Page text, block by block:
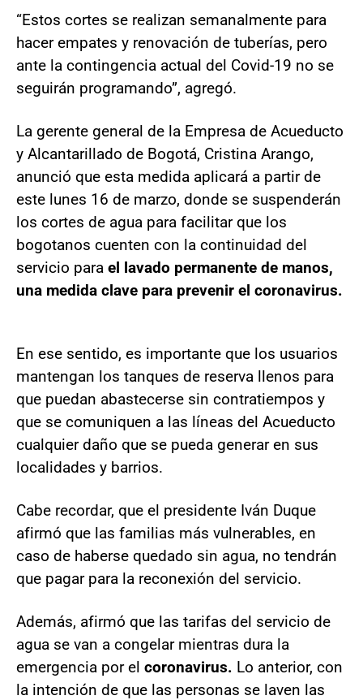
“Estos cortes se realizan semanalmente para
hacer empates y renovación de tuberías, pero
ante la contingencia actual del Covid-19 no se
seguirán programando”, agregó.
La gerente general de la Empresa de Acueducto
y Alcantarillado de Bogotá, Cristina Arango,
anunció que esta medida aplicará a partir de
este lunes 16 de marzo, donde se suspenderán
los cortes de agua para facilitar que los
bogotanos cuenten con la continuidad del
servicio para el lavado permanente de manos,
una medida clave para prevenir el coronavirus.
En ese sentido, es importante que los usuarios
mantengan los tanques de reserva llenos para
que puedan abastecerse sin contratiempos y
que se comuniquen a las líneas del Acueducto
cualquier daño que se pueda generar en sus
localidades y barrios.
Cabe recordar, que el presidente Iván Duque
afirmó que las familias más vulnerables, en
caso de haberse quedado sin agua, no tendrán
que pagar para la reconexión del servicio.
Además, afirmó que las tarifas del servicio de
agua se van a congelar mientras dura la
emergencia por el coronavirus. Lo anterior, con
la intención de que las personas se laven las